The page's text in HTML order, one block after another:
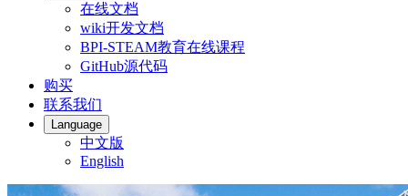
在线文档
wiki开发文档
BPI-STEAM教育在线课程
GitHub源代码
购买
联系我们
Language
中文版
English